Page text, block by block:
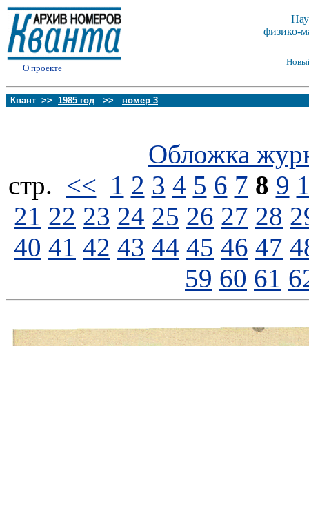
О проекте
физико-
Квант >> 1985 год >> номер 3
Обложка
стp. << 1 2 3 4 5 6 7 8 9
21 22 23 24 25 26 27 28
40 41 42 43 44 45 46 47
59 60 61